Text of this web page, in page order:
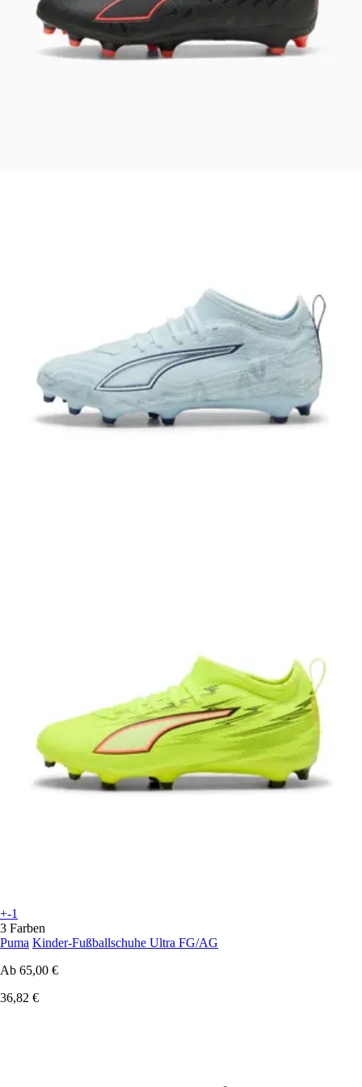
+-1
3 Farben
Puma Kinder-Fußballschuhe Ultra FG/AG
Ab 65,00 €
36,82 €